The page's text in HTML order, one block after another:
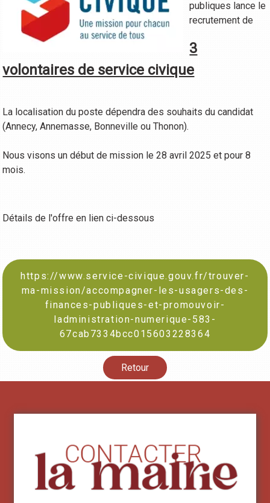
publiques lance le
recrutement de
3
volontaires de service civique
La localisation du poste dépendra des souhaits du candidat
(Annecy, Annemasse, Bonneville ou Thonon).
Nous visons un début de mission le 28 avril 2025 et pour 8
mois.
Détails de l'offre en lien ci-dessous
https://www.service-civique.gouv.fr/trouver-
ma-mission/accompagner-les-usagers-des-
finances-publiques-et-promouvoir-
ladministration-numerique-583-
67cab7334bcc015603228364
Retour